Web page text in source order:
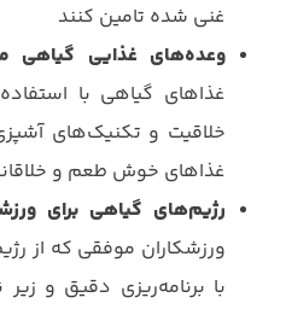
غنی شده تامین کنند
وعده‌های غذایی گیاهی
غذاهای گیاهی با
خلاقیت و تکنیک‌های
غذاهای خوش طعم و
رژیم‌های گیاهی برای
ورزشکاران موفقی که از
با برنامه‌ریزی دقیق و